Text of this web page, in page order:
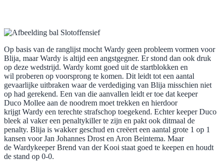
Op basis van de ranglijst mocht Wardy geen probleem vormen voor
Blija, maar Wardy is altijd een angstgegner. Er stond dan ook druk
op deze wedstrijd. Wardy komt goed uit de startblokken en
wil proberen op voorsprong te komen. Dit leidt tot een aantal
gevaarlijke uitbraken waar de verdediging van Blija misschien niet
op had gerekend. Een van die aanvallen leidt er toe dat keeper
Duco Mollee aan de noodrem moet trekken en hierdoor
krijgt Wardy een terechte strafschop toegekend. Echter keeper Duco
bleek al vaker een penaltykiller te zijn en pakt ook ditmaal de
penalty. Blija is wakker geschud en creëert een aantal grote 1 op 1
kansen voor Jan Johannes Drost en Aron Beintema. Maar
de Wardykeeper Brend van der Kooi staat goed te keepen en houdt
de stand op 0-0.